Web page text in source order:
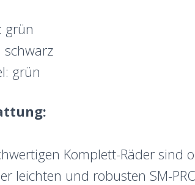
grün
schwarz
grün
Komplett-Räder sind
leichten und robusten SM-